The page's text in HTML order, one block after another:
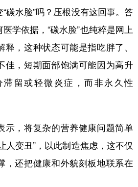
游 能源 会展
乐 时尚 悦读
一路 亚太网 上市公司
津 河北 山西
水脸”吗？压根没有这回事。答
学依据，“碳水脸”也纯粹是网上
释，这种状态可能是指吃胖了、
佳，短期面部饱满可能因为高升
滞留或轻微炎症，而非永久性
，将复杂的营养健康问题简单
人变丑”，以此制造焦虑，这不仅
，还把健康和外貌刻板地联系在